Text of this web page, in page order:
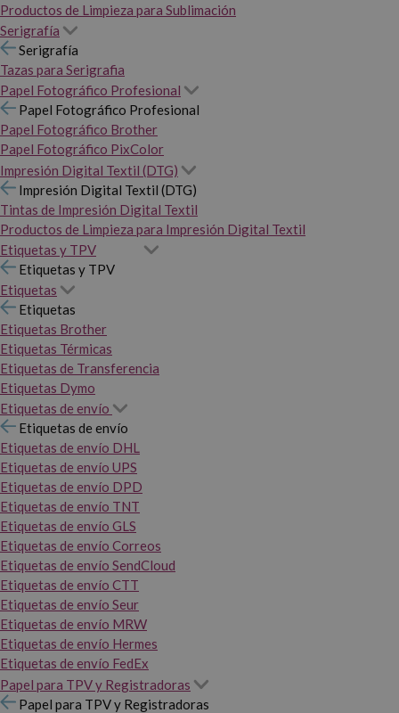
Productos de Limpieza para Sublimación
Serigrafía
Serigrafía
Tazas para Serigrafia
Papel Fotográfico Profesional
Papel Fotográfico Profesional
Papel Fotográfico Brother
Papel Fotográfico PixColor
Impresión Digital Textil (DTG)
Impresión Digital Textil (DTG)
Tintas de Impresión Digital Textil
Productos de Limpieza para Impresión Digital Textil
Etiquetas y TPV
Etiquetas y TPV
Etiquetas
Etiquetas
Etiquetas Brother
Etiquetas Térmicas
Etiquetas de Transferencia
Etiquetas Dymo
Etiquetas de envío
Etiquetas de envío
Etiquetas de envío DHL
Etiquetas de envío UPS
Etiquetas de envío DPD
Etiquetas de envío TNT
Etiquetas de envío GLS
Etiquetas de envío Correos
Etiquetas de envío SendCloud
Etiquetas de envío CTT
Etiquetas de envío Seur
Etiquetas de envío MRW
Etiquetas de envío Hermes
Etiquetas de envío FedEx
Papel para TPV y Registradoras
Papel para TPV y Registradoras